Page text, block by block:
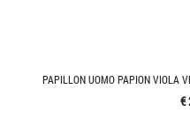
PAPILLON UOMO PAPION VIOLA
€